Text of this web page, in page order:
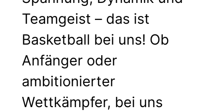
Teamgeist – das ist
Basketball bei uns! Ob
Anfänger oder
ambitionierter
Wettkämpfer, bei uns